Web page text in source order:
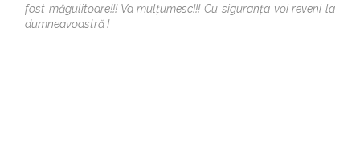
fost măgulitoare!!! Va mulțumesc!!! Cu siguranța voi reveni la
dumneavoastră !